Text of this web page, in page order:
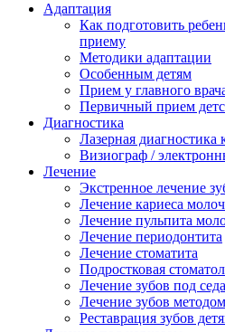
Адаптация
Как подготовить
приему
Методики адаптации
Особенным детям
Прием у главного
Первичный прием
Диагностика
Лазерная
Визиограф /
Лечение
Экстренное лечение
Лечение кариеса
Лечение пульпита
Лечение периодонтита
Лечение стоматита
Подростковая
Лечение зубов под
Лечение зубов
Реставрация зубов